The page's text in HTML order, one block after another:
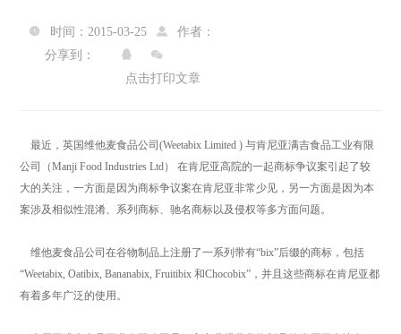
 时间：2015-03-25 
作者：
分享到：
 
点击打印文章
最近，英国维他麦食品公司(Weetabix Limited ) 与肯尼亚满吉食品工业有限
公司（Manji Food Industries Ltd） 在肯尼亚高院的一起商标争议案引起了较
大的关注，一方面是因为商标争议案在肯尼亚非常少见，另一方面是因为本
案涉及相似性混淆、系列商标、驰名商标以及侵权等多方面问题。
维他麦食品公司在谷物制品上注册了一系列带有“bix”后缀的商标，包括
“Weetabix, Oatibix, Bananabix, Fruitibix 和Chocobix”，并且这些商标在肯尼亚都
有着多年广泛的使用。